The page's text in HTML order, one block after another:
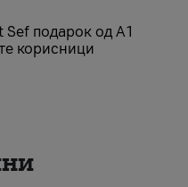
Sеf подарок од А1
корисници